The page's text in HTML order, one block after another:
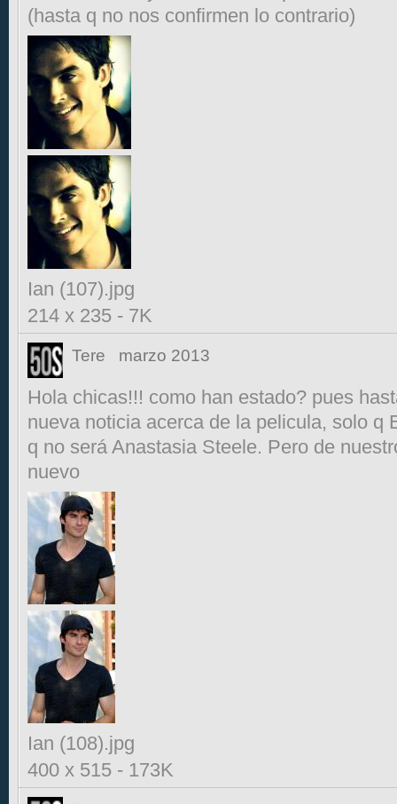
(hasta q no nos confirmen lo contrario)
Ian (107).jpg
214 x 235 - 7K
Tere marzo 2013
Hola chicas!!! como han estado? pues
nueva noticia acerca de la pelicula, solo q
q no será Anastasia Steele. Pero de
nuevo
Ian (108).jpg
400 x 515 - 173K